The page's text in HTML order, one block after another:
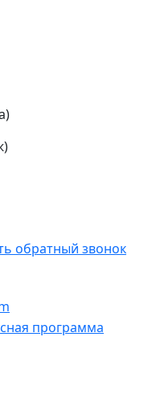
обратный звонок
программа